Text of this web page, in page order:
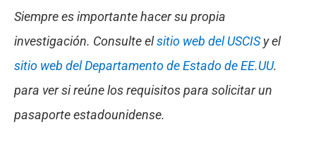
Siempre es importante hacer su propia
investigación. Consulte elsitio web del USCISy el
sitio web del Departamento de Estado de EE.UU.
para ver si reúne los requisitos para solicitar un
pasaporte estadounidense.